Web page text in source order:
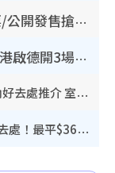
人夫集團｜Klook套票/優先訂票/公開發售搶飛攻略！附票價.購票連結.場地座位表
BIGBANG演唱會2026｜11月香港啟德開3場！實名制VIP申請、優先購票攻略
香港室內好去處｜逾35大歎冷氣室內好去處推介 室內活動免費避雨無懼落雨
唱K推介2026︱全港13大卡啦OK好去處！最平$36起 日文K都有！(附地址+收費詳情)